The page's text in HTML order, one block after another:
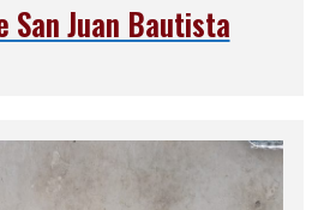
San Juan Bautista